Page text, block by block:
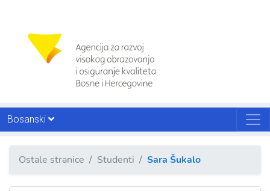
Bosanski
Ostale stranice Studenti Sara Šukalo